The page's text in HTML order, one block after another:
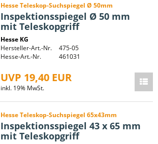
Hesse Teleskop-Suchspiegel Ø 50mm
Inspektionsspiegel Ø 50 mm
mit Teleskopgriff
Hesse KG
Hersteller-Art.-Nr.
475-05
Hesse-Art.-Nr.
461031
UVP 19,40 EUR
inkl. 19% MwSt.
Hesse Teleskop-Suchspiegel 65x43mm
Inspektionsspiegel 43 x 65 mm
mit Teleskopgriff